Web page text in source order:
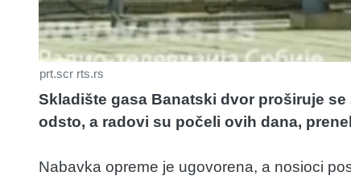
prt.scr rts.rs
Skladište gasa Banatski dvor proširuje
odsto, a radovi su počeli ovih dana,
Nabavka opreme je ugovorena, a nosioci